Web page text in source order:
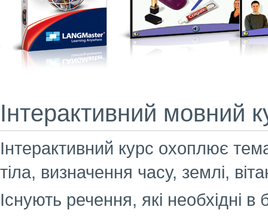
Інтерактивний мовний
Інтерактивний курс охоплює
тіла, визначення часу, землі,
Існують речення, які необхідні в